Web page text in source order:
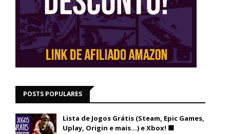
POSTS POPULARES
Lista de Jogos Grátis (Steam, Epic Games,
Uplay, Origin e mais...) e Xbox! 🟩